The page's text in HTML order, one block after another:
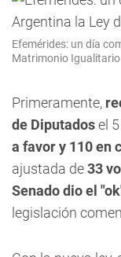
Efemérides: un día
Matrimonio Igualitario.
Primeramente,
de Diputadosel
a favor y 110 en
ajustada de33
Senado dio el
legislación